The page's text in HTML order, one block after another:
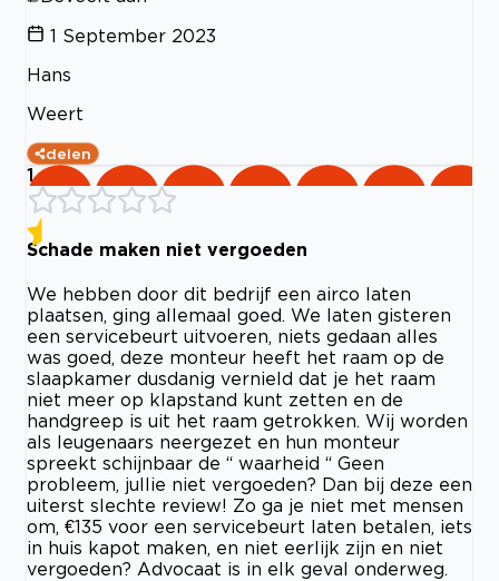
1 September 2023
Hans
Weert
delen
1
Schade maken niet vergoeden
We hebben door dit bedrijf een airco laten
plaatsen, ging allemaal goed. We laten gisteren
een servicebeurt uitvoeren, niets gedaan alles
was goed, deze monteur heeft het raam op de
slaapkamer dusdanig vernield dat je het raam
niet meer op klapstand kunt zetten en de
handgreep is uit het raam getrokken. Wij worden
als leugenaars neergezet en hun monteur
spreekt schijnbaar de “ waarheid “ Geen
probleem, jullie niet vergoeden? Dan bij deze een
uiterst slechte review! Zo ga je niet met mensen
om, €135 voor een servicebeurt laten betalen, iets
in huis kapot maken, en niet eerlijk zijn en niet
vergoeden? Advocaat is in elk geval onderweg.